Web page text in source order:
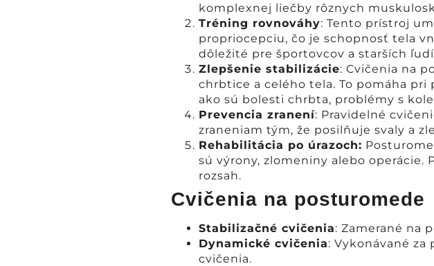
komplexnej liečby rôznych
Tréning rovnováhy: Tento prístroj
propriocepciu, čo je schopnosť tela
dôležité pre športovcov a starších
Zlepšenie stabilizácie: Cvičenia na
chrbtice a celého tela. To pomáha
ako sú bolesti chrbta, problémy s
Prevencia zranení: Pravidelné
zraneniam tým, že posilňuje svaly a
Rehabilitácia po úrazoch:
sú výrony, zlomeniny alebo
rozsah.
Cvičenia na posturomede
Stabilizačné cvičenia: Zamerané na
Dynamické cvičenia: Vykonávané
cvičenia.